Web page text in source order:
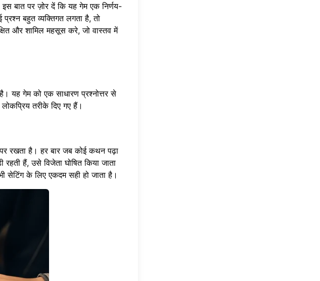
बात पर ज़ोर दें कि यह गेम एक निर्णय-
प्रश्न बहुत व्यक्तिगत लगता है, तो
और शामिल महसूस करे, जो वास्तव में
यह गेम को एक साधारण प्रश्नोत्तर से
तरीके दिए गए हैं।
रखता है। हर बार जब कोई कथन पढ़ा
हैं, उसे विजेता घोषित किया जाता
सेटिंग के लिए एकदम सही हो जाता है।